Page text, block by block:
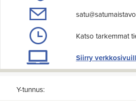
Katso tarkemmat
Siirry
Y-tunnus: